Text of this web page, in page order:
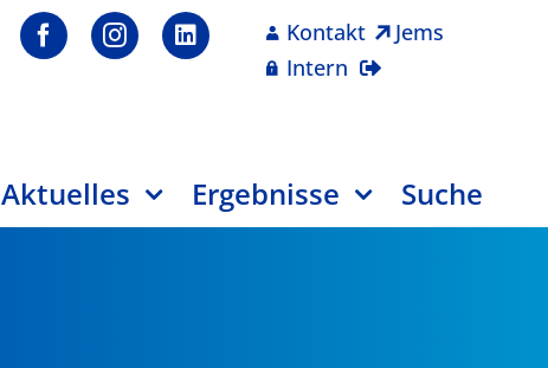
Kontakt
Jems
Intern
Aktuelles Ergebnisse Suche